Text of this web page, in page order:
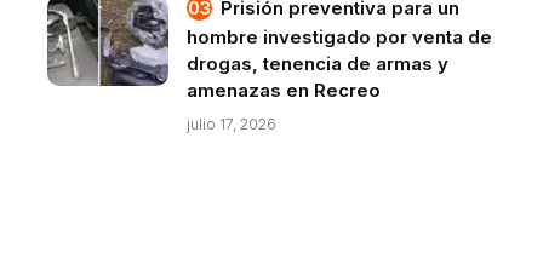
Prisión preventiva para un
hombre investigado por venta de
drogas, tenencia de armas y
amenazas en Recreo
julio 17, 2026